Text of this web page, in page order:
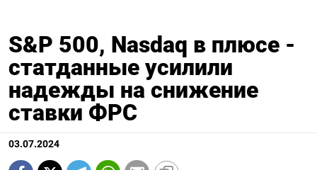
S&P 500, Nasdaq в плюсе -
статданные усилили
надежды на снижение
ставки ФРС
03.07.2024